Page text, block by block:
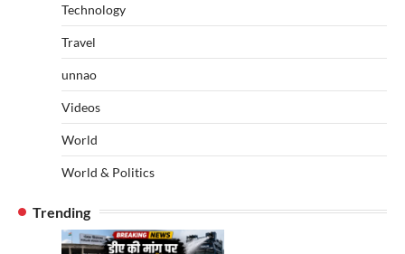
Technology
Travel
unnao
Videos
World
World & Politics
Trending